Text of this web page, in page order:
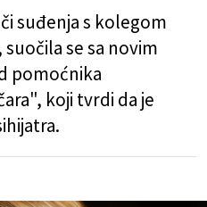
suđenja s kolegom
se sa novim
pomoćnika
koji tvrdi da je